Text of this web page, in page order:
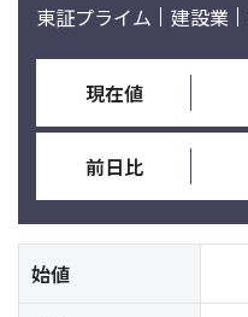
東証プライム 建設業
現在値
前日比
始値